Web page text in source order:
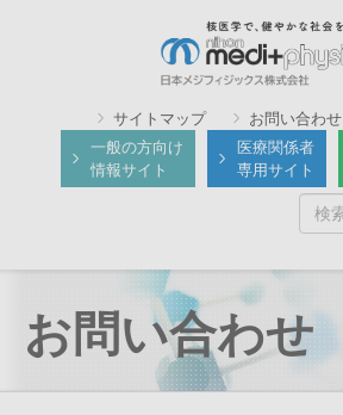
移
サイトマップ お問い合わせ
一般の方向け
情報サイト
医療関係者
専用サイト
お問い合わせ